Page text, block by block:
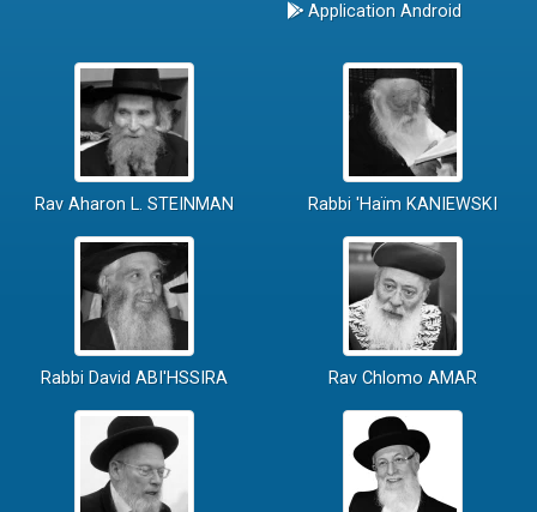
Application Android
Rav Aharon L. STEINMAN Rabbi 'Haïm KANIEWSKI
Rabbi David ABI'HSSIRA Rav Chlomo AMAR